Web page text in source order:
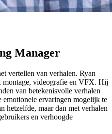
Manager
vertellen van verhalen. Ryan
montage, videografie en VFX. Hij
van betekenisvolle verhalen
emotionele ervaringen mogelijk te
hetzelfde, maar dan met verhalen
en verhoogde